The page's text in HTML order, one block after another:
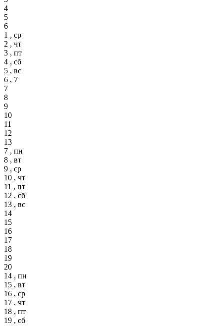
4
5
6
1 , ср
2 , чт
3 , пт
4 , сб
5 , вс
6 , 7
7
8
9
10
11
12
13
7 , пн
8 , вт
9 , ср
10 , чт
11 , пт
12 , сб
13 , вс
14
15
16
17
18
19
20
14 , пн
15 , вт
16 , ср
17 , чт
18 , пт
19 , сб